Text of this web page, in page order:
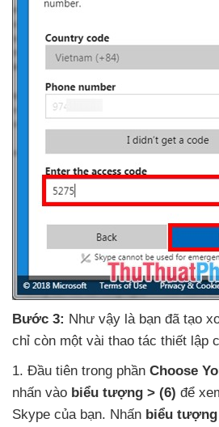
Bước 3: Như vậy là bạn đã tạo
chỉ còn một vài thao tác thiết lập
1. Đầu tiên trong phần Choose
nhấn vào biểu tượng > (6) để
Skype của bạn. Nhấn biểu